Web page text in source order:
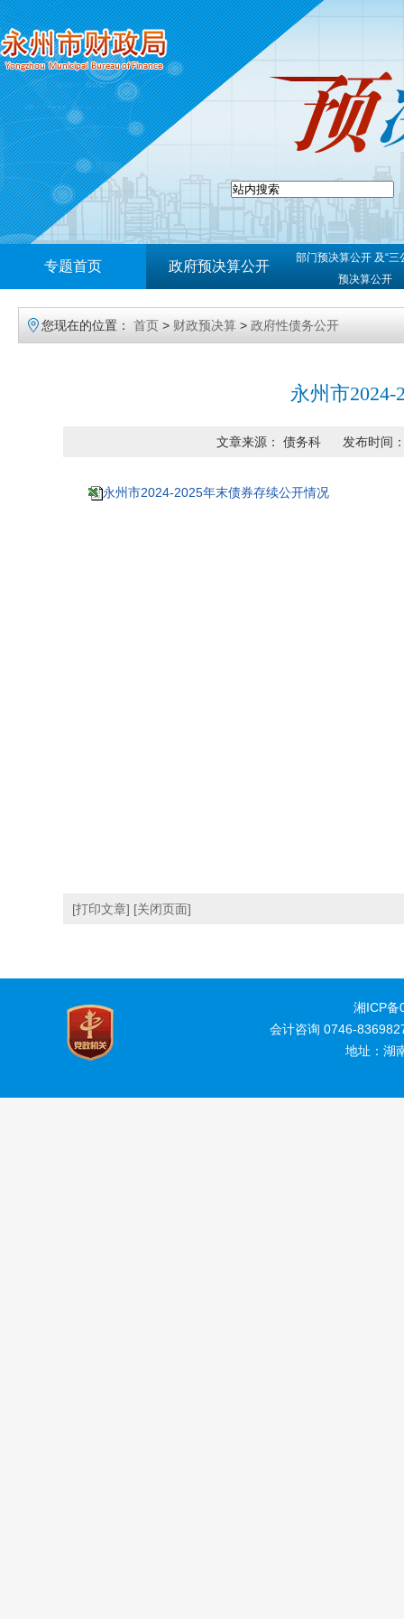
专题首页 政府预决算公开
部门预决算公开 及“三
预决算公开
您现在的位置： 首页 > 财政预决算 > 政府性债务公开
永州市
文章来源： 债务科 发布时间
永州市2024-2025年末债券存续公开情况
[打印文章] [关闭页面]
湘ICP备
会计咨询 0746-
地址：湖